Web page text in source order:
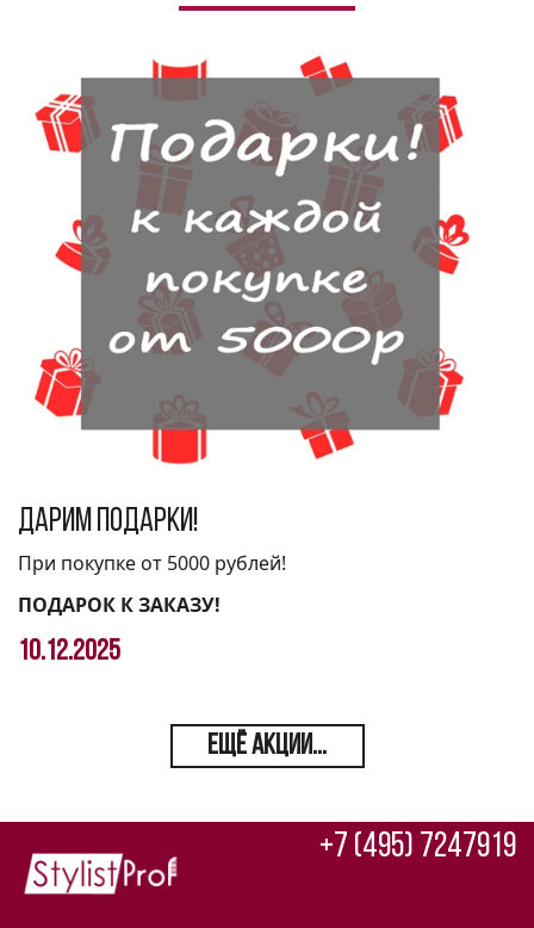
Дарим подарки!
При покупке от 5000 рублей!
ПОДАРОК К ЗАКАЗУ!
10.12.2025
ЕЩЁ АКЦИИ...
+7 (495) 7247919